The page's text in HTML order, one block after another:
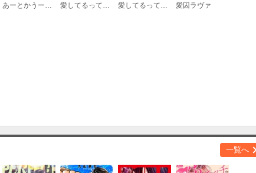
愛囚ラヴァ
一覧へ